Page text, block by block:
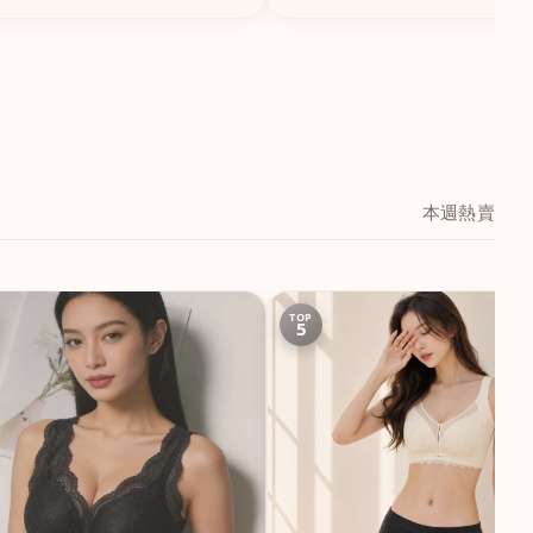
本週熱賣
TOP
5